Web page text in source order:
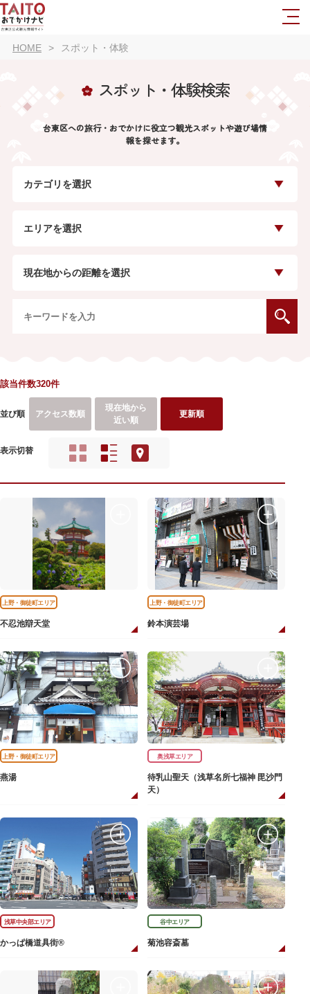
HOME スポット・体験
スポット・体験検索
台東区への旅行・おでかけに役立つ観光スポットや遊び場情
報を探せます。
カテゴリを選択
エリアを選択
現在地からの距離を選択
該当件数320件
並び順 アクセス数順
現在地から
近い順
更新順
表示切替
上野・御徒町エリア
不忍池辯天堂
上野・御徒町エリア
鈴本演芸場
上野・御徒町エリア
燕湯
奥浅草エリア
待乳山聖天（浅草名所七福神 毘沙門
天）
浅草中央部エリア
かっぱ橋道具街®
谷中エリア
菊池容斎墓